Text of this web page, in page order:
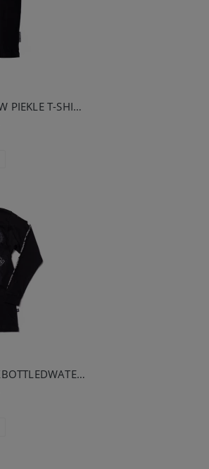
DEMONOLOGIA - WITAMY W PIEKLE T-SHIRT CZARNY
BRAINDEADFAMILIA X STYXBOTTLEDWATER - QUIJA LONGSLEEVE CZARNY